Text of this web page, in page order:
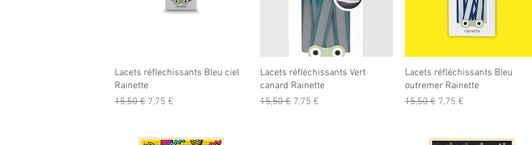
Aperçu rapide
Lacets réflechissants Bleu ciel
Rainette
Prix original
15,50 € Prix promotionnel
7,75 €
Aperçu rapide
Lacets réfléchissants Vert
canard Rainette
Prix original
15,50 € Prix promotionnel
7,75 €
Aperçu rapide
Lacets réfléchissants Bleu
outremer Rainette
Prix original
15,50 € Prix promotionnel
7,75 €